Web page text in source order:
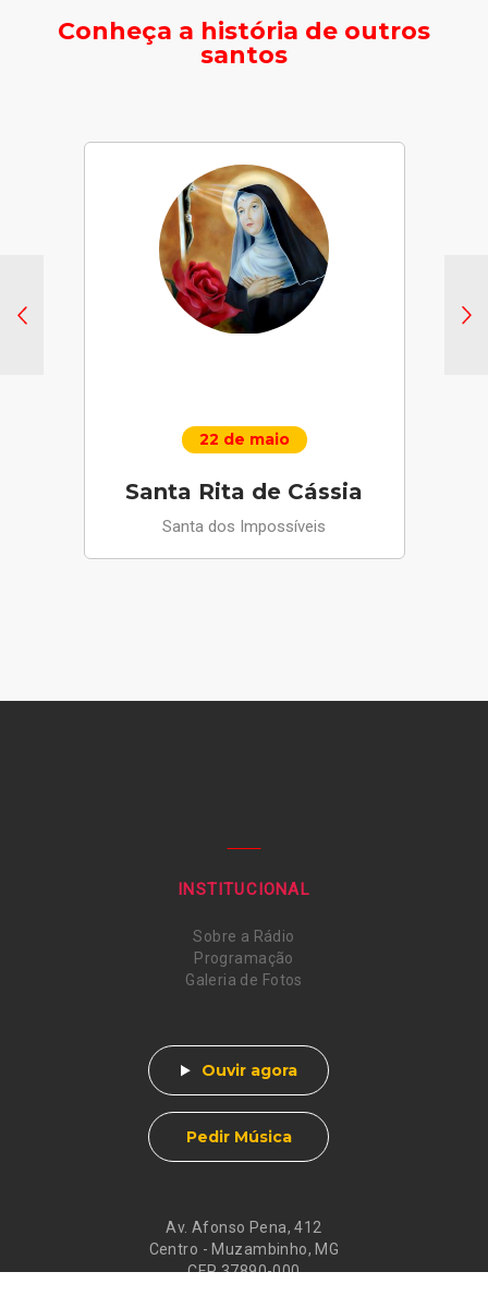
Conheça a história de outros
santos
22 de maio
Santa Rita de Cássia
Santa dos Impossíveis
Av. Afonso Pena, 412
Centro - Muzambinho, MG
CEP 37890-000
INSTITUCIONAL
Sobre a Rádio
Programação
Galeria de Fotos
Ouvir agora
Pedir Música